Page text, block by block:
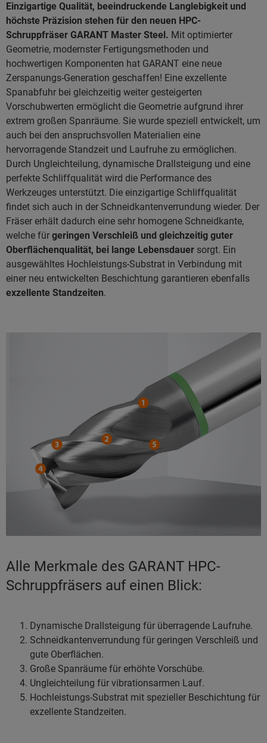
Einzigartige Qualität, beeindruckende Langlebigkeit und
höchste Präzision stehen für den neuen HPC-
Schruppfräser GARANT Master Steel. Mit optimierter
Geometrie, modernster Fertigungsmethoden und
hochwertigen Komponenten hat GARANT eine neue
Zerspanungs-Generation geschaffen! Eine exzellente
Spanabfuhr bei gleichzeitig weiter gesteigerten
Vorschubwerten ermöglicht die Geometrie aufgrund ihrer
extrem großen Spanräume. Sie wurde speziell entwickelt, um
auch bei den anspruchsvollen Materialien eine
hervorragende Standzeit und Laufruhe zu ermöglichen.
Durch Ungleichteilung, dynamische Drallsteigung und eine
perfekte Schliffqualität wird die Performance des
Werkzeuges unterstützt. Die einzigartige Schliffqualität
findet sich auch in der Schneidkantenverrundung wieder. Der
Fräser erhält dadurch eine sehr homogene Schneidkante,
welche für geringen Verschleiß und gleichzeitig guter
Oberflächenqualität, bei lange Lebensdauer sorgt. Ein
ausgewähltes Hochleistungs-Substrat in Verbindung mit
einer neu entwickelten Beschichtung garantieren ebenfalls
exzellente Standzeiten.
Alle Merkmale des GARANT HPC-
Schruppfräsers auf einen Blick:
Dynamische Drallsteigung für überragende Laufruhe.
Schneidkantenverrundung für geringen Verschleiß und
gute Oberflächen.
Große Spanräume für erhöhte Vorschübe.
Ungleichteilung für vibrationsarmen Lauf.
Hochleistungs-Substrat mit spezieller Beschichtung für
exzellente Standzeiten.